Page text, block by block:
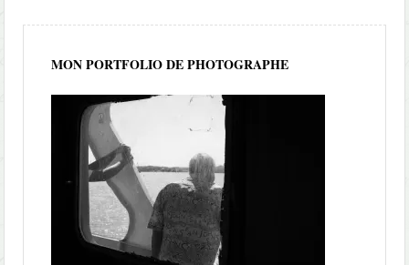
MON PORTFOLIO DE PHOTOGRAPHE